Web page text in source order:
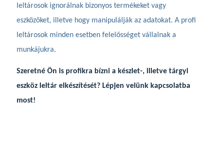
leltárosok ignorálnak bizonyos termékeket vagy
eszközöket, illetve hogy manipulálják az adatokat. A profi
leltárosok minden esetben felelősséget vállalnak a
munkájukra.
Szeretné Ön is profikra bízni a készlet-, illetve tárgyi
eszköz leltár elkészítését? Lépjen velünk kapcsolatba
most!